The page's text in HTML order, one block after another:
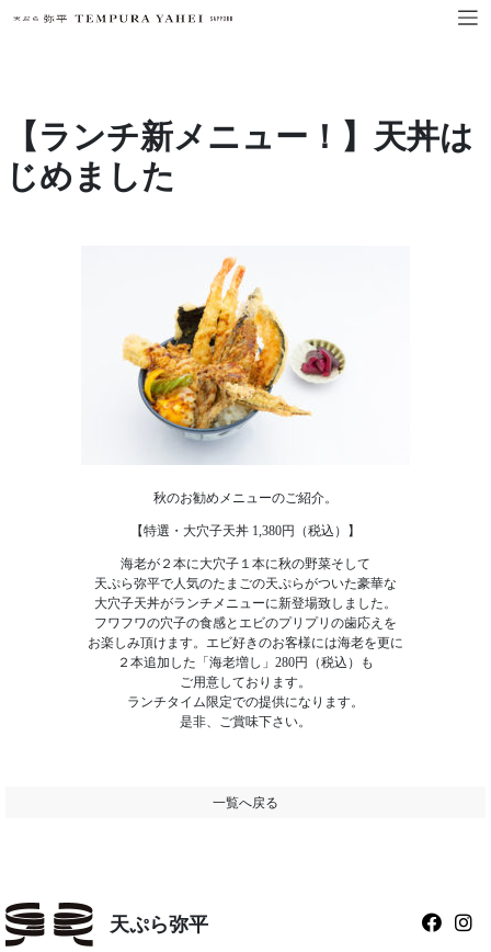
【ランチ新メニュー！】天丼は
じめました
秋のお勧めメニューのご紹介。
【特選・大穴子天丼 1,380円（税込）】
海老が２本に大穴子１本に秋の野菜そして
天ぷら弥平で人気のたまごの天ぷらがついた豪華な
大穴子天丼がランチメニューに新登場致しました。
フワフワの穴子の食感とエビのプリプリの歯応えを
お楽しみ頂けます。エビ好きのお客様には海老を更に
２本追加した「海老増し」280円（税込）も
ご用意しております。
ランチタイム限定での提供になります。
是非、ご賞味下さい。
一覧へ戻る
天ぷら弥平